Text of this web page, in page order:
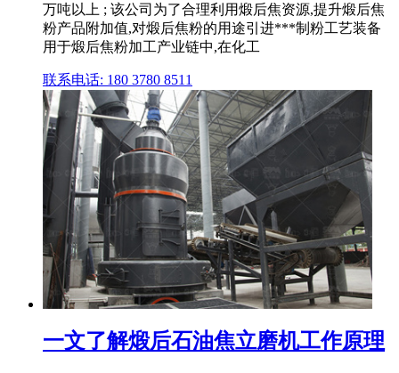
万吨以上 ; 该公司为了合理利用煅后焦资源,提升煅后焦
粉产品附加值,对煅后焦粉的用途引进***制粉工艺装备
用于煅后焦粉加工产业链中,在化工
联系电话: 180 3780 8511
一文了解煅后石油焦立磨机工作原理